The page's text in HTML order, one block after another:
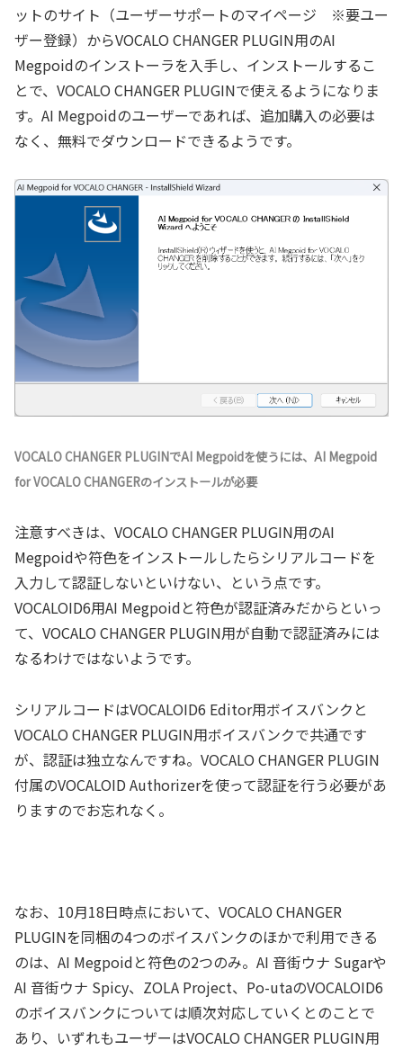
ットのサイト（ユーザーサポートのマイページ ※要ユー
ザー登録）からVOCALO CHANGER PLUGIN用のAI
Megpoidのインストーラを入手し、インストールするこ
とで、VOCALO CHANGER PLUGINで使えるようになりま
す。AI Megpoidのユーザーであれば、追加購入の必要は
なく、無料でダウンロードできるようです。
VOCALO CHANGER PLUGINでAI Megpoidを使うには、AI Megpoid
for VOCALO CHANGERのインストールが必要
注意すべきは、VOCALO CHANGER PLUGIN用のAI
Megpoidや符色をインストールしたらシリアルコードを
入力して認証しないといけない、という点です。
VOCALOID6用AI Megpoidと符色が認証済みだからといっ
て、VOCALO CHANGER PLUGIN用が自動で認証済みには
なるわけではないようです。
シリアルコードはVOCALOID6 Editor用ボイスバンクと
VOCALO CHANGER PLUGIN用ボイスバンクで共通です
が、認証は独立なんですね。VOCALO CHANGER PLUGIN
付属のVOCALOID Authorizerを使って認証を行う必要があ
りますのでお忘れなく。
なお、10月18日時点において、VOCALO CHANGER
PLUGINを同梱の4つのボイスバンクのほかで利用できる
のは、AI Megpoidと符色の2つのみ。AI 音街ウナ Sugarや
AI 音街ウナ Spicy、ZOLA Project、Po-utaのVOCALOID6
のボイスバンクについては順次対応していくとのことで
あり、いずれもユーザーはVOCALO CHANGER PLUGIN用